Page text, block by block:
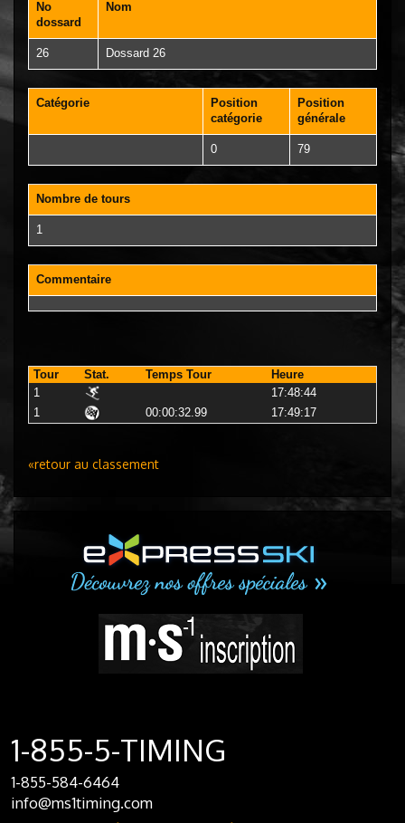
No
dossard
Nom
26 Dossard 26
Catégorie
Position
catégorie
Position
générale
0 79
Nombre de tours
1
Commentaire
Tour Stat. Temps Tour
Heure
1
17:48:44
1
00:00:32.99 17:49:17
«retour au classement
1-855-5-TIMING
1-855-584-6464
info@ms1timing.com